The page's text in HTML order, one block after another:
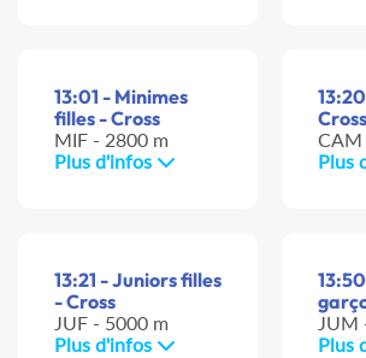
13:01 - Minimes
filles - Cross
MIF - 2800 m
Plus d'infos
Cross
CAM
Plus
13:21 - Juniors filles
- Cross
JUF - 5000 m
Plus d'infos
JUM
Plus